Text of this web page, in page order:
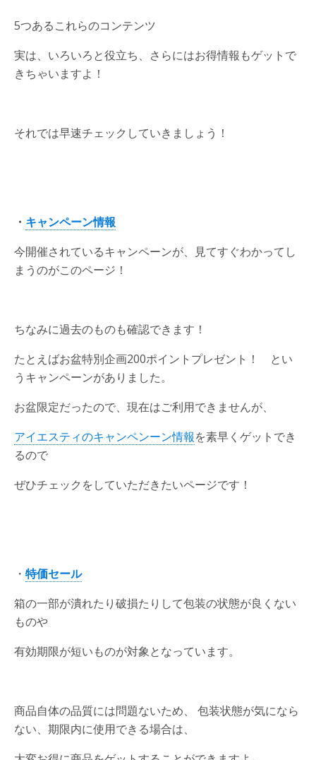
5つあるこれらのコンテンツ
実は、いろいろと役立ち、さらにはお得情報もゲットで
きちゃいますよ！
それでは早速チェックしていきましょう！
・ キャンペーン情報
今開催されているキャンペーンが、見てすぐわかってし
まうのがこのページ！
ちなみに過去のものも確認できます！
たとえばお盆特別企画200ポイントプレゼント！ とい
うキャンペーンがありました。
お盆限定だったので、現在はご利用できませんが、
アイエスティのキャンペンーン情報を素早くゲットでき
るので
ぜひチェックをしていただきたいページです！
・ 特価セール
箱の一部が潰れたり破損たりして包装の状態が良くない
ものや
有効期限が短いものが対象となっています。
商品自体の品質には問題ないため、 包装状態が気になら
ない、期限内に使用できる場合は、